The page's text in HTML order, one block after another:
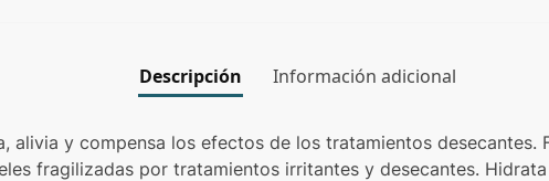
Descripción Información adicional
alivia y compensa los efectos de los tratamientos desecantes.
fragilizadas por tratamientos irritantes y desecantes.